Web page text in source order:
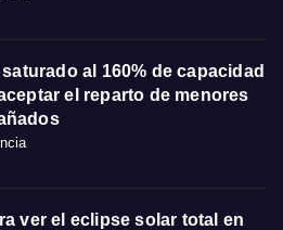
al 160% de capacidad
el reparto de menores
ver el eclipse solar total en